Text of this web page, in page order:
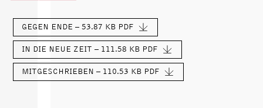
GEGEN ENDE – 53.87 KB PDF
IN DIE NEUE ZEIT – 111.58 KB PDF
MITGESCHRIEBEN – 110.53 KB PDF